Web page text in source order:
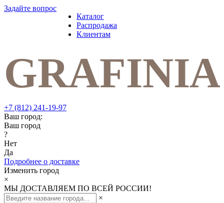
Задайте вопрос
Каталог
Распродажа
Клиентам
+7 (812) 241-19-97
Ваш город:
Ваш город
?
Нет
Да
Подробнее о доставке
Изменить город
×
МЫ ДОСТАВЛЯЕМ ПО ВСЕЙ РОССИИ!
×